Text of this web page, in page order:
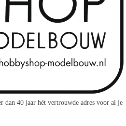
dan 40 jaar hét vertrouwde adres voor al je